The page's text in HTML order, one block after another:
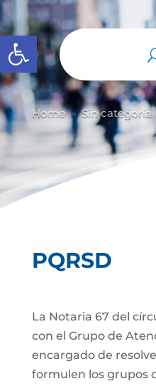
Abrir barra de
Home 9 Sin categoría
PQRSD
La Notaria 67 del
con el Grupo de
encargado de
formulen los grupos